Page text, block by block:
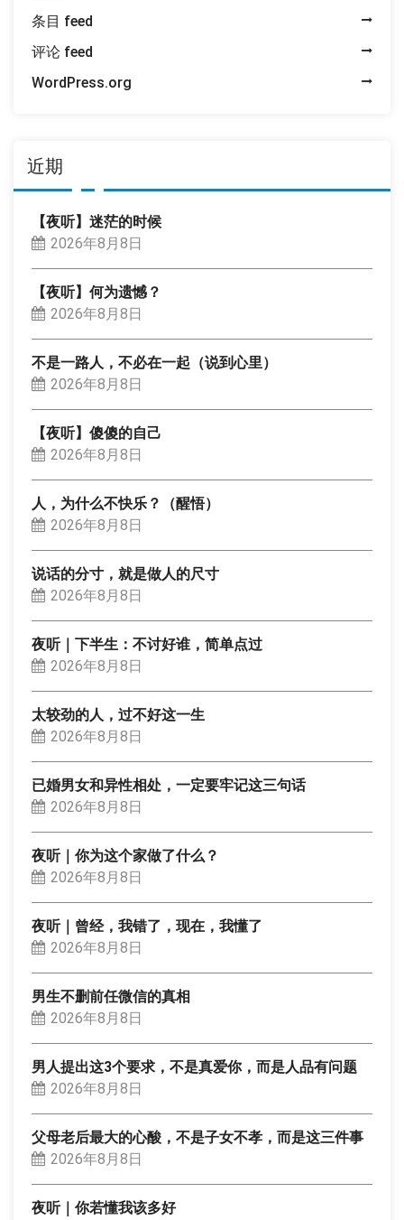
条目 feed
评论 feed
WordPress.org
近期
【夜听】迷茫的时候
2026年8月8日
【夜听】何为遗憾？
2026年8月8日
不是一路人，不必在一起（说到心里）
2026年8月8日
【夜听】傻傻的自己
2026年8月8日
人，为什么不快乐？（醒悟）
2026年8月8日
说话的分寸，就是做人的尺寸
2026年8月8日
夜听｜下半生：不讨好谁，简单点过
2026年8月8日
太较劲的人，过不好这一生
2026年8月8日
已婚男女和异性相处，一定要牢记这三句话
2026年8月8日
夜听｜你为这个家做了什么？
2026年8月8日
夜听｜曾经，我错了，现在，我懂了
2026年8月8日
男生不删前任微信的真相
2026年8月8日
男人提出这3个要求，不是真爱你，而是人品有问题
2026年8月8日
父母老后最大的心酸，不是子女不孝，而是这三件事
2026年8月8日
夜听｜你若懂我该多好